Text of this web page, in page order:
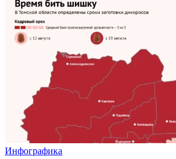
Инфографика